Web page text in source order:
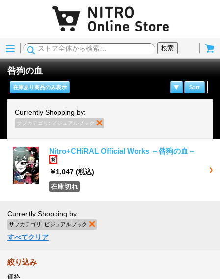
Menu
検索
咎狗の血
Sort
在庫あり商品のみ表示
Currently Shopping by:
サブカテゴリ: ビジュアルブック
Nitro+CHiRAL Official Works ～咎狗の血～
￥1,047 (税込)
在庫切れ
Currently Shopping by:
サブカテゴリ: ビジュアルブック
すべてクリア
絞り込み
価格